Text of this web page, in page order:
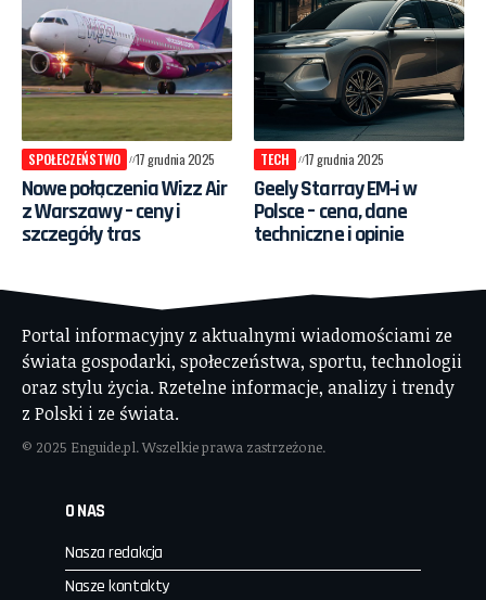
SPOŁECZEŃSTWO 17 grudnia 2025
Nowe połączenia Wizz Air
z Warszawy – ceny i
szczegóły tras
TECH 17 grudnia 2025
Geely Starray EM‑i w
Polsce – cena, dane
techniczne i opinie
Portal informacyjny z aktualnymi wiadomościami ze
świata gospodarki, społeczeństwa, sportu, technologii
oraz stylu życia. Rzetelne informacje, analizy i trendy
z Polski i ze świata.
© 2025 Enguide.pl. Wszelkie prawa zastrzeżone.
O NAS
Nasza redakcja
Nasze kontakty